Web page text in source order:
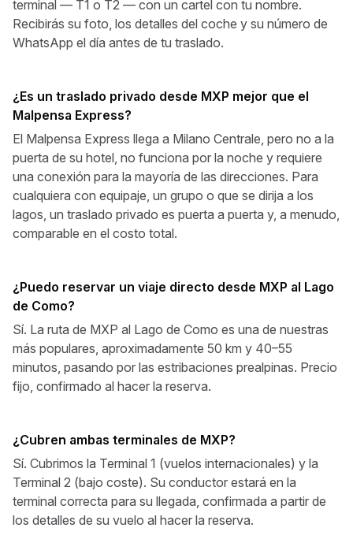
terminal — T1 o T2 — con un cartel con tu nombre.
Recibirás su foto, los detalles del coche y su número de
WhatsApp el día antes de tu traslado.
¿Es un traslado privado desde MXP mejor que el
Malpensa Express?
El Malpensa Express llega a Milano Centrale, pero no a la
puerta de su hotel, no funciona por la noche y requiere
una conexión para la mayoría de las direcciones. Para
cualquiera con equipaje, un grupo o que se dirija a los
lagos, un traslado privado es puerta a puerta y, a menudo,
comparable en el costo total.
¿Puedo reservar un viaje directo desde MXP al Lago
de Como?
Sí. La ruta de MXP al Lago de Como es una de nuestras
más populares, aproximadamente 50 km y 40–55
minutos, pasando por las estribaciones prealpinas. Precio
fijo, confirmado al hacer la reserva.
¿Cubren ambas terminales de MXP?
Sí. Cubrimos la Terminal 1 (vuelos internacionales) y la
Terminal 2 (bajo coste). Su conductor estará en la
terminal correcta para su llegada, confirmada a partir de
los detalles de su vuelo al hacer la reserva.